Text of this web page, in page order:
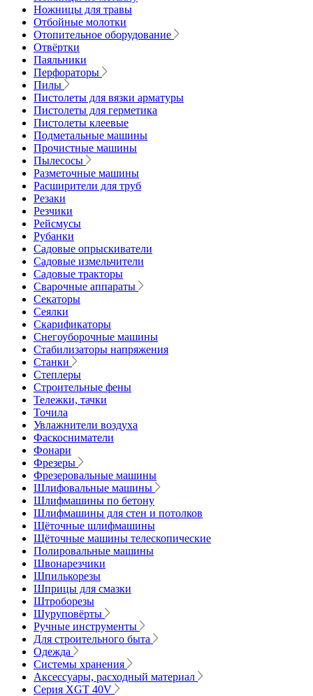
Ножницы для травы
Отбойные молотки
Отопительное оборудование
Отвёртки
Паяльники
Перфораторы
Пилы
Пистолеты для вязки арматуры
Пистолеты для герметика
Пистолеты клеевые
Подметальные машины
Прочистные машины
Пылесосы
Разметочные машины
Расширители для труб
Резаки
Резчики
Рейсмусы
Рубанки
Садовые опрыскиватели
Садовые измельчители
Садовые тракторы
Сварочные аппараты
Секаторы
Сеялки
Скарификаторы
Снегоуборочные машины
Стабилизаторы напряжения
Станки
Степлеры
Строительные фены
Тележки, тачки
Точила
Увлажнители воздуха
Фаскосниматели
Фонари
Фрезеры
Фрезеровальные машины
Шлифовальные машины
Шлифмашины по бетону
Шлифмашины для стен и потолков
Щёточные шлифмашины
Щёточные машины телескопические
Полировальные машины
Швонарезчики
Шпилькорезы
Шприцы для смазки
Штроборезы
Шуруповёрты
Ручные инструменты
Для строительного быта
Одежда
Системы хранения
Аксессуары, расходный материал
Серия XGT 40V